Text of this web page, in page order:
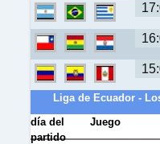
Liga de Ecuador -
día del
partido
Juego